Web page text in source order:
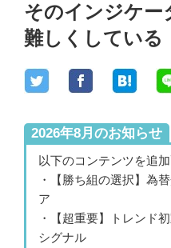
そのインジケー
難しくしている
2026年8月のお知らせ
以下のコンテンツを追加
・【勝ち組の選択】為
ア
・【超重要】トレンド
シグナル